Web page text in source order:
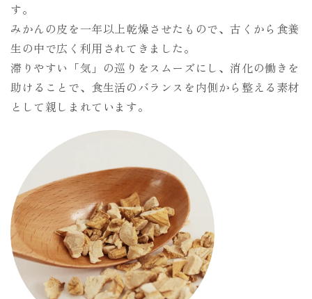
す。
みかんの皮を一年以上乾燥させたもので、古くから食養
生の中で広く利用されてきました。
滞りやすい「気」の巡りをスムーズにし、消化の働きを
助けることで、食生活のバランスを内側から整える素材
として親しまれています。